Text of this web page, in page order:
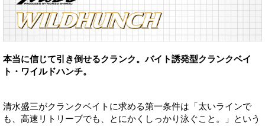
本当に信じて引き倒せるクランク。バイト誘発型クランクベイ
ト・ワイルドハンチ。
清水盛三がクランクベイトに求める第一条件は「太いラインで
も、高速リトリーブでも、とにかくしっかり泳ぐこと。」という